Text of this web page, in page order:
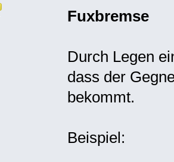
Fuxbremse
Durch Legen
dass der
bekommt.
Beispiel: